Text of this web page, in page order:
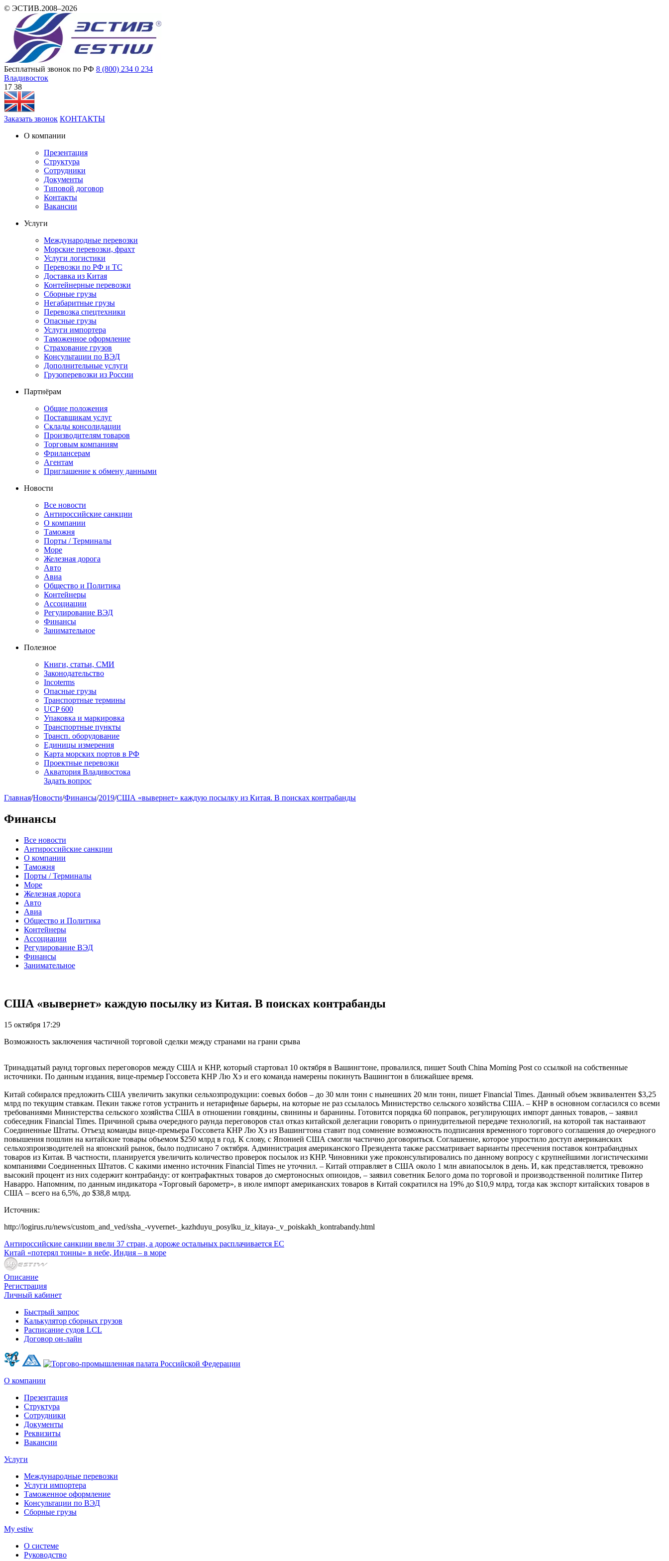
© ЭСТИВ.2008–2026
Бесплатный звонок по РФ 8 (800) 234 0 234
Владивосток
17:38
Заказать звонок КОНТАКТЫ
О компании
Презентация
Структура
Сотрудники
Документы
Типовой договор
Контакты
Вакансии
Услуги
Международные перевозки
Морские перевозки, фрахт
Услуги логистики
Перевозки по РФ и ТС
Доставка из Китая
Контейнерные перевозки
Сборные грузы
Негабаритные грузы
Перевозка спецтехники
Опасные грузы
Услуги импортера
Таможенное оформление
Страхование грузов
Консультации по ВЭД
Дополнительные услуги
Грузоперевозки из России
Партнёрам
Общие положения
Поставщикам услуг
Склады консолидации
Производителям товаров
Торговым компаниям
Фрилансерам
Агентам
Приглашение к обмену данными
Новости
Все новости
Антироссийские санкции
О компании
Таможня
Порты / Терминалы
Море
Железная дорога
Авто
Авиа
Общество и Политика
Контейнеры
Ассоциации
Регулирование ВЭД
Финансы
Занимательное
Полезное
Книги, статьи, СМИ
Законодательство
Incoterms
Опасные грузы
Транспортные термины
UCP 600
Упаковка и маркировка
Транспортные пункты
Трансп. оборудование
Единицы измерения
Карта морских портов в РФ
Проектные перевозки
Акватория Владивостока
Задать вопрос
Главная/Новости/Финансы/2019/США «вывернет» каждую посылку из Китая. В поисках контрабанды
Финансы
Все новости
Антироссийские санкции
О компании
Таможня
Порты / Терминалы
Море
Железная дорога
Авто
Авиа
Общество и Политика
Контейнеры
Ассоциации
Регулирование ВЭД
Финансы
Занимательное
США «вывернет» каждую посылку из Китая. В поисках контрабанды
15 октября 17:29
Возможность заключения частичной торговой сделки между странами на грани срыва
Тринадцатый раунд торговых переговоров между США и КНР, который стартовал 10 октября в Вашингтоне, провалился, пишет South China Morning Post со ссылкой на собственные
источники. По данным издания, вице-премьер Госсовета КНР Лю Хэ и его команда намерены покинуть Вашингтон в ближайшее время.
Китай собирался предложить США увеличить закупки сельхозпродукции: соевых бобов – до 30 млн тонн с нынешних 20 млн тонн, пишет Financial Times. Данный объем эквивалентен $3,25
млрд по текущим ставкам. Пекин также готов устранить и нетарифные барьеры, на которые не раз ссылалось Министерство сельского хозяйства США. – КНР в основном согласился со всеми
требованиями Министерства сельского хозяйства США в отношении говядины, свинины и баранины. Готовится порядка 60 поправок, регулирующих импорт данных товаров, – заявил
собеседник Financial Times. Причиной срыва очередного раунда переговоров стал отказ китайской делегации говорить о принудительной передаче технологий, на которой так настаивают
Соединенные Штаты. Отъезд команды вице-премьера Госсовета КНР Лю Хэ из Вашингтона ставит под сомнение возможность подписания временного торгового соглашения до очередного
повышения пошлин на китайские товары объемом $250 млрд в год. К слову, с Японией США смогли частично договориться. Соглашение, которое упростило доступ американских
сельхозпроизводителей на японский рынок, было подписано 7 октября. Администрация американского Президента также рассматривает варианты пресечения поставок контрабандных
товаров из Китая. В частности, планируется увеличить количество проверок посылок из КНР. Чиновники уже проконсультировались по данному вопросу с крупнейшими логистическими
компаниями Соединенных Штатов. С какими именно источник Financial Times не уточнил. – Китай отправляет в США около 1 млн авиапосылок в день. И, как представляется, тревожно
высокий процент из них содержит контрабанду: от контрафактных товаров до смертоносных опиоидов, – заявил советник Белого дома по торговой и производственной политике Питер
Наварро. Напомним, по данным индикатора «Торговый барометр», в июле импорт американских товаров в Китай сократился на 19% до $10,9 млрд, тогда как экспорт китайских товаров в
США – всего на 6,5%, до $38,8 млрд.
Источник:
http://logirus.ru/news/custom_and_ved/ssha_-vyvernet-_kazhduyu_posylku_iz_kitaya-_v_poiskakh_kontrabandy.html
Антироссийские санкции ввели 37 стран, а дороже остальных расплачивается ЕС
Китай «потерял тонны» в небе, Индия – в море
Описание
Регистрация
Личный кабинет
Быстрый запрос
Калькулятор сборных грузов
Расписание судов LCL
Договор он-лайн
О компании
Презентация
Структура
Сотрудники
Документы
Реквизиты
Вакансии
Услуги
Международные перевозки
Услуги импортера
Таможенное оформление
Консультации по ВЭД
Сборные грузы
My estiw
О системе
Руководство